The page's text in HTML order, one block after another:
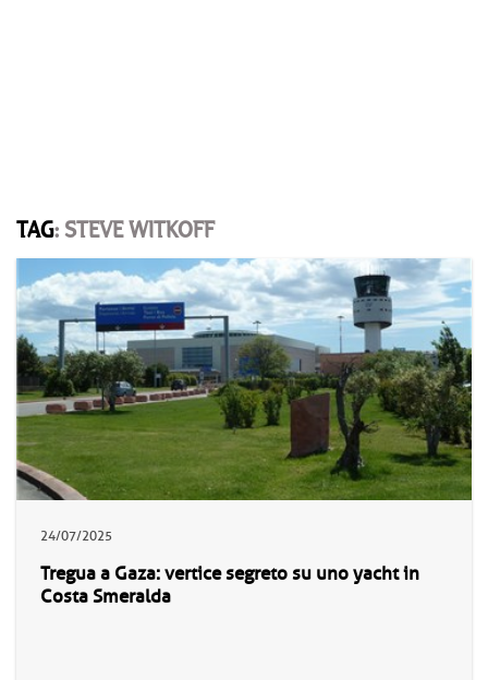
TAG: STEVE WITKOFF
24/07/2025
Tregua a Gaza: vertice segreto su uno yacht in
Costa Smeralda